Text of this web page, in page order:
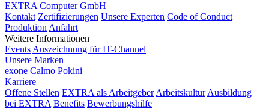
EXTRA Computer GmbH
Kontakt Zertifizierungen Unsere Experten Code of Conduct
Produktion Anfahrt
Weitere Informationen
Events Auszeichnung für IT-Channel
Unsere Marken
exone Calmo Pokini
Karriere
Offene Stellen EXTRA als Arbeitgeber Arbeitskultur Ausbildung
bei EXTRA Benefits Bewerbungshilfe